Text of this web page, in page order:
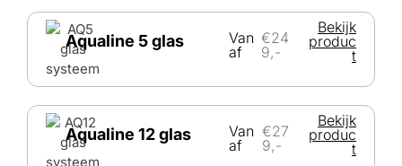
Aqualine 5 glas
Van
af
€24
9,-
Bekijk
produc
t
Aqualine 12 glas
Van
af
€27
9,-
Bekijk
produc
t